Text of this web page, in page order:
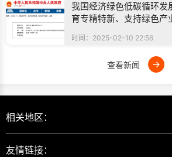
我国经济绿色低碳循环发
育专精特新、支持绿色产
时间：2025-02-10 22:56
查看新闻 →
相关地区：
友情链接：